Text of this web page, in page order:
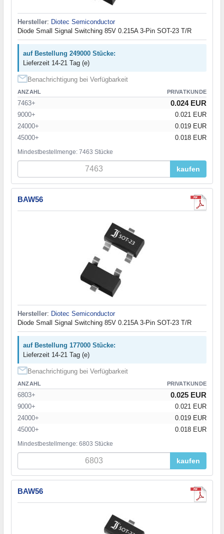
Hersteller: Diotec Semiconductor
Diode Small Signal Switching 85V 0.215A 3-Pin SOT-23 T/R
auf Bestellung 249000 Stücke:
Lieferzeit 14-21 Tag (e)
Benachrichtigung bei Verfügbarkeit
ANZAHL PRIVATKUNDE
7463+ 0.024 EUR
9000+
0.021 EUR
24000+
0.019 EUR
45000+
0.018 EUR
Mindestbestellmenge: 7463 Stücke
kaufen
BAW56
Hersteller: Diotec Semiconductor
Diode Small Signal Switching 85V 0.215A 3-Pin SOT-23 T/R
auf Bestellung 177000 Stücke:
Lieferzeit 14-21 Tag (e)
Benachrichtigung bei Verfügbarkeit
ANZAHL PRIVATKUNDE
6803+ 0.025 EUR
9000+
0.021 EUR
24000+
0.019 EUR
45000+
0.018 EUR
Mindestbestellmenge: 6803 Stücke
kaufen
BAW56